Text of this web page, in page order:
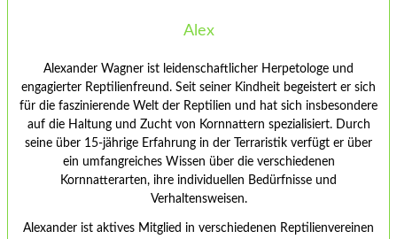
Alex
Alexander Wagner ist leidenschaftlicher Herpetologe und
engagierter Reptilienfreund. Seit seiner Kindheit begeistert er sich
für die faszinierende Welt der Reptilien und hat sich insbesondere
auf die Haltung und Zucht von Kornnattern spezialisiert. Durch
seine über 15-jährige Erfahrung in der Terraristik verfügt er über
ein umfangreiches Wissen über die verschiedenen
Kornnatterarten, ihre individuellen Bedürfnisse und
Verhaltensweisen.
Alexander ist aktives Mitglied in verschiedenen Reptilienvereinen